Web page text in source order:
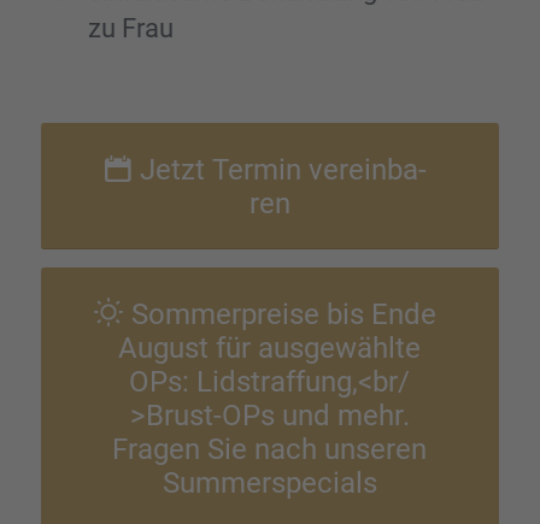
zu Frau
Jetzt Termin verein­ba­
ren
Sommer­preise bis Ende
August für ausge­wählte
OPs: Lidstraffung,<br/
>Brust-OPs und mehr.
Fragen Sie nach unseren
Summer­spe­cials